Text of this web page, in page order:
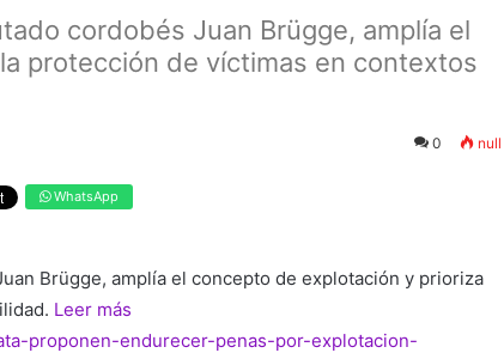
cordobés Juan Brügge, amplía el
protección de víctimas en contextos
0 null
WhatsApp
Brügge, amplía el concepto de explotación y prioriza
Leer más
proponen-endurecer-penas-por-explotacion-